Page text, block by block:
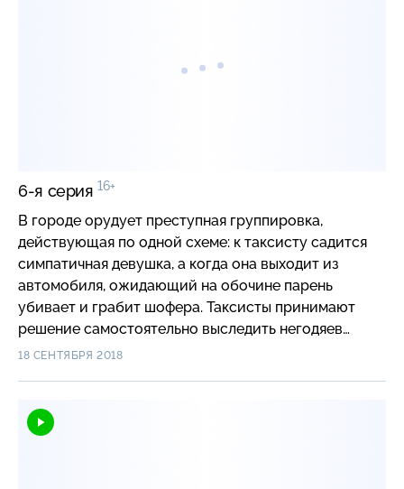
6-я серия 16+
В городе орудует преступная группировка,
действующая по одной схеме: к таксисту садится
симпатичная девушка, а когда она выходит из
автомобиля, ожидающий на обочине парень
убивает и грабит шофера. Таксисты принимают
решение самостоятельно выследить негодяев…
18 СЕНТЯБРЯ 2018